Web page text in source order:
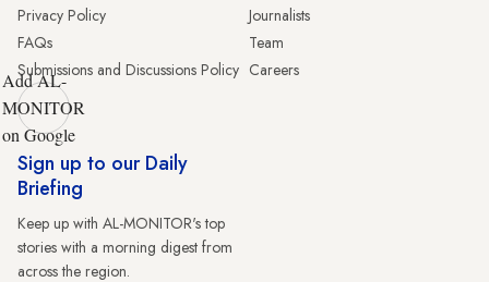
Privacy Policy
FAQs
Submissions and Discussions Policy
Journalists
Team
Careers
Add AL-
MONITOR
on Google
Sign up to our Daily
Briefing
Keep up with AL-MONITOR's top
stories with a morning digest from
across the region.